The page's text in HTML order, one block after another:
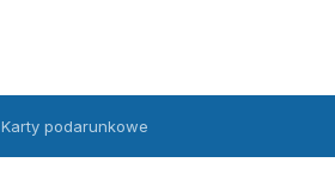
Karty podarunkowe